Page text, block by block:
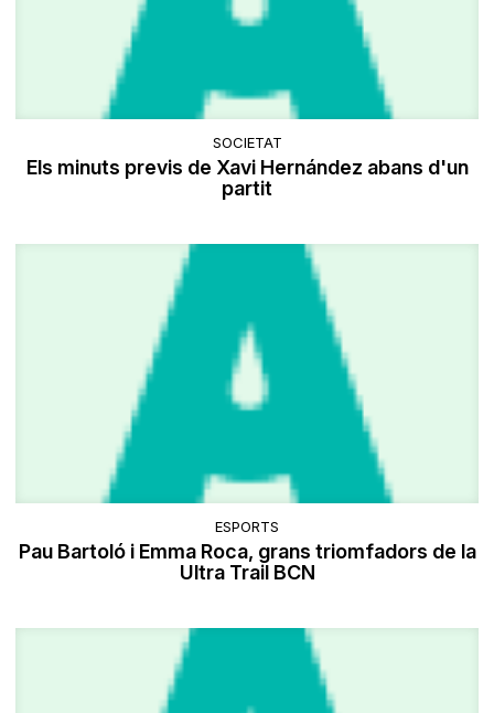
SOCIETAT
Els minuts previs de Xavi Hernández abans d'un
partit
ESPORTS
Pau Bartoló i Emma Roca, grans triomfadors de la
Ultra Trail BCN